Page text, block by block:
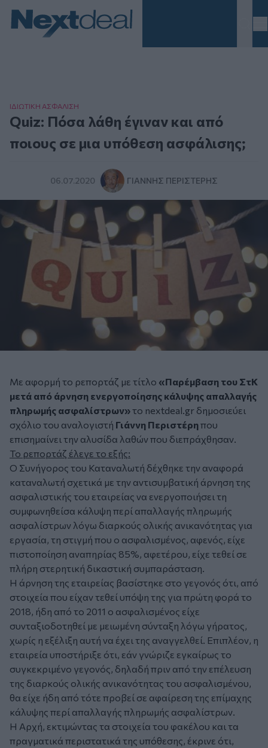
ΙΔΙΩΤΙΚΗ ΑΣΦAΛΙΣΗ
Quiz: Πόσα λάθη έγιναν και από
ποιους σε μια υπόθεση ασφάλισης;
06.07.2020 ΓΙΆΝΝΗΣ ΠΕΡΙΣΤΈΡΗΣ
Mε αφορμή το ρεπορτάζ με τίτλο «Παρέμβαση του ΣτΚ
μετά από άρνηση ενεργοποίησης κάλυψης απαλλαγής
πληρωμής ασφαλίστρων»το nextdeal.gr δημοσιεύει
σχόλιο του αναλογιστή Γιάννη Περιστέρηπου
επισημαίνει την αλυσίδα λαθών που διεπράχθησαν.
Το ρεπορτάζ έλεγε το εξής:
Ο Συνήγορος του Καταναλωτή δέχθηκε την αναφορά
καταναλωτή σχετικά με την αντισυμβατική άρνηση της
ασφαλιστικής του εταιρείας να ενεργοποιήσει τη
συμφωνηθείσα κάλυψη περί απαλλαγής πληρωμής
ασφαλίστρων λόγω διαρκούς ολικής ανικανότητας για
εργασία, τη στιγμή που ο ασφαλισμένος, αφενός, είχε
πιστοποίηση αναπηρίας 85%, αφετέρου, είχε τεθεί σε
πλήρη στερητική δικαστική συμπαράσταση.
Η άρνηση της εταιρείας βασίστηκε στο γεγονός ότι, από
στοιχεία που είχαν τεθεί υπόψη της για πρώτη φορά το
2018, ήδη από το 2011 ο ασφαλισμένος είχε
συνταξιοδοτηθεί με μειωμένη σύνταξη λόγω γήρατος,
χωρίς η εξέλιξη αυτή να έχει της αναγγελθεί. Επιπλέον, η
εταιρεία υποστήριξε ότι, εάν γνώριζε εγκαίρως το
συγκεκριμένο γεγονός, δηλαδή πριν από την επέλευση
της διαρκούς ολικής ανικανότητας του ασφαλισμένου,
θα είχε ήδη από τότε προβεί σε αφαίρεση της επίμαχης
κάλυψης περί απαλλαγής πληρωμής ασφαλίστρων.
Η Αρχή, εκτιμώντας τα στοιχεία του φακέλου και τα
πραγματικά περιστατικά της υπόθεσης, έκρινε ότι,